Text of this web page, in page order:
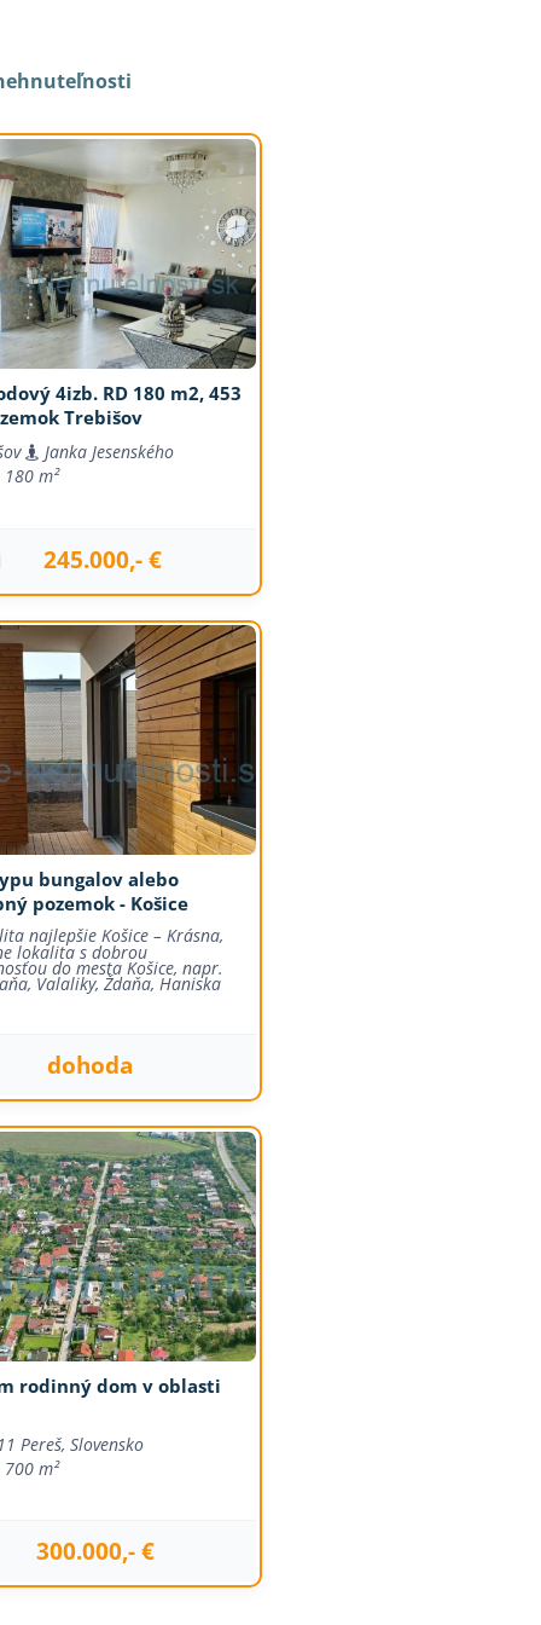
4izb. RD 180 m2, 453
Trebišov
Janka Jesenského
180 m²
245.000,- €
bungalov alebo
pozemok - Košice
najlepšie Košice – Krásna,
lokalita s dobrou
do mesta Košice, napr.
Valaliky, Ždaňa, Haniska
dohoda
rodinný dom v oblasti
Pereš, Slovensko
700 m²
300.000,- €